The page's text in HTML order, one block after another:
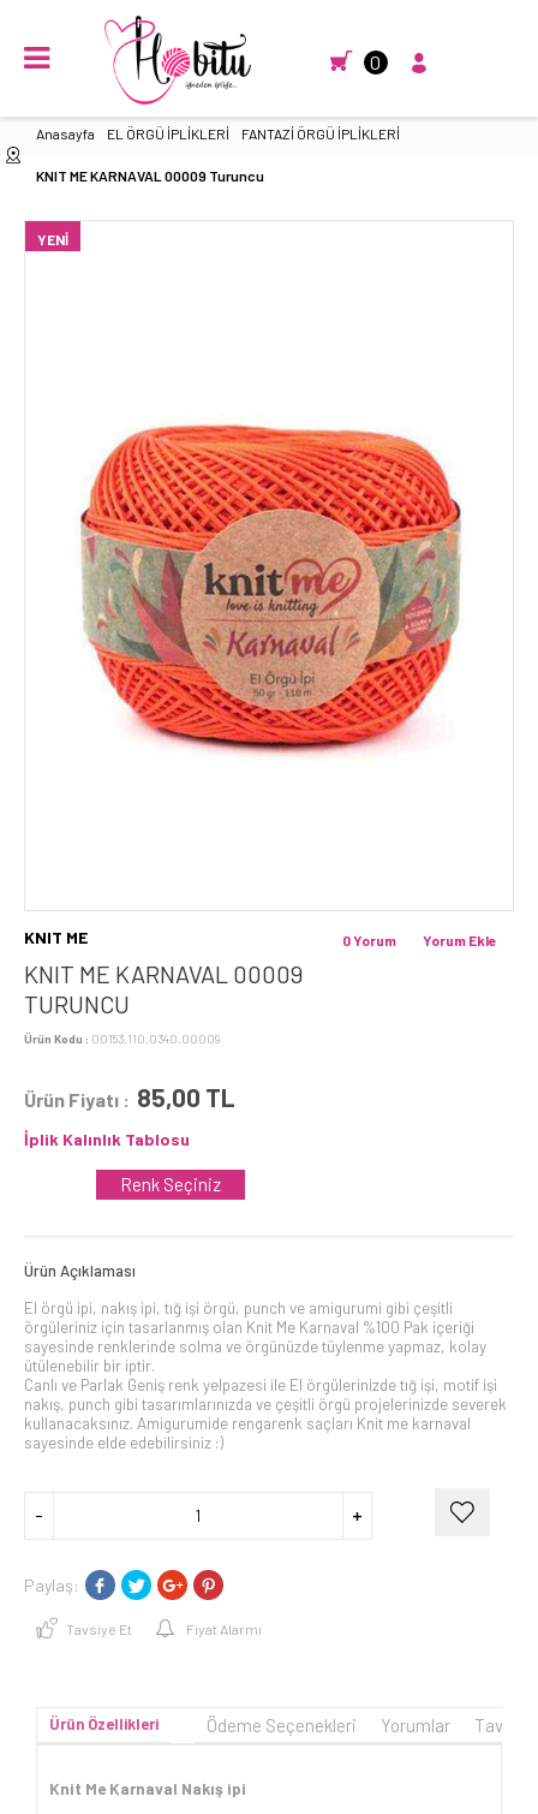
0
Anasayfa EL ÖRGÜ İPLİKLERİ FANTAZİ ÖRGÜ İPLİKLERİ
KNIT ME KARNAVAL 00009 Turuncu
YENI
KNIT ME
KNIT ME KARNAVAL 00009
TURUNCU
Ürün Kodu : 00153.110.0340.00009
Yorum Ekle
0 Yorum
Ürün Fiyatı : 85,00 TL
İplik Kalınlık Tablosu
Renk Seçiniz
Ürün Açıklaması
El örgü ipi, nakış ipi, tığ işi örgü, punch ve amigurumi gibi çeşitli
örgüleriniz için tasarlanmış olan Knit Me Karnaval %100 Pak içeriği
sayesinde renklerinde solma ve örgünüzde tüylenme yapmaz, kolay
ütülenebilir bir iptir.
Canlı ve Parlak Geniş renk yelpazesi ile El örgülerinizde tığ işi, motif işi
nakış, punch gibi tasarımlarınızda ve çeşitli örgü projelerinizde severek
kullanacaksınız. Amigurumide rengarenk saçları Knit me karnaval
sayesinde elde edebilirsiniz :)
Paylaş:
Tavsiye Et Fiyat Alarmı
Ürün Özellikleri Ödeme Seçenekleri Yorumlar
Knit Me Karnaval Nakış ipi